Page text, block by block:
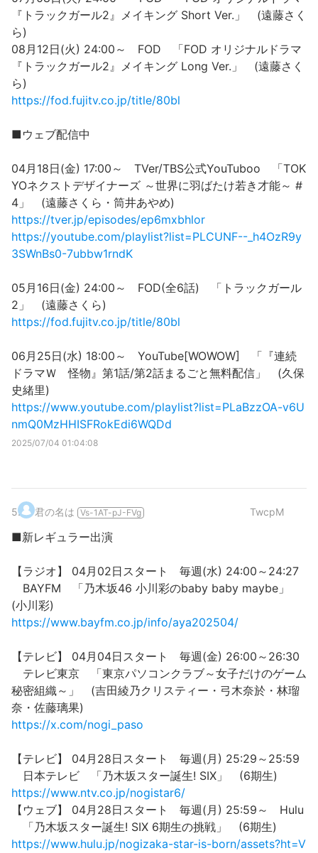
『トラックガール2』メイキング Short Ver.」 (遠藤さく
ら)
08月12日(火) 24:00～ FOD 「FOD オリジナルドラマ
『トラックガール2』メイキング Long Ver.」 (遠藤さく
ら)
https://fod.fujitv.co.jp/title/80bl
■ウェブ配信中
04月18日(金) 17:00～ TVer/TBS公式YouTuboo 「TOK
YOネクストデザイナーズ ～世界に羽ばたけ若き才能～ #
4」 (遠藤さくら・筒井あやめ)
https://tver.jp/episodes/ep6mxbhlor
https://youtube.com/playlist?list=PLCUNF--_h4OzR9y
3SWnBs0-7ubbw1rndK
05月16日(金) 24:00～ FOD(全6話) 「トラックガール
2」 (遠藤さくら)
https://fod.fujitv.co.jp/title/80bl
06月25日(水) 18:00～ YouTube[WOWOW] 「『連続
ドラマＷ 怪物』第1話/第2話まるごと無料配信」 (久保
史緒里)
https://www.youtube.com/playlist?list=PLaBzzOA-v6U
nmQ0MzHHISFRokEdi6WQDd
2025/07/04 01:04:08
5. 君の名は Vs-1AT-pJ-FVg TwcpM
■新レギュラー出演
【ラジオ】 04月02日スタート 毎週(水) 24:00～24:27
BAYFM 「乃木坂46 小川彩のbaby baby maybe」
(小川彩)
https://www.bayfm.co.jp/info/aya202504/
【テレビ】 04月04日スタート 毎週(金) 26:00～26:30
テレビ東京 「東京パソコンクラブ～女子だけのゲーム
秘密組織～」 (吉田綾乃クリスティー・弓木奈於・林瑠
奈・佐藤璃果)
https://x.com/nogi_paso
【テレビ】 04月28日スタート 毎週(月) 25:29～25:59
日本テレビ 「乃木坂スター誕生! SIX」 (6期生)
https://www.ntv.co.jp/nogistar6/
【ウェブ】 04月28日スタート 毎週(月) 25:59～ Hulu
「乃木坂スター誕生! SIX 6期生の挑戦」 (6期生)
https://www.hulu.jp/nogizaka-star-is-born/assets?ht=V